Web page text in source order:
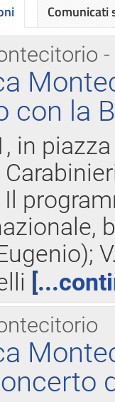
con la
in
Comunicati